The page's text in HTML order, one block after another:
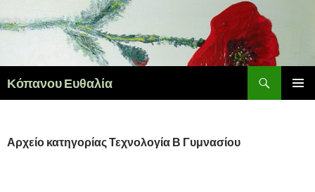
Κόπανου Ευθαλία
Αρχείο κατηγορίας Τεχνολογία Β Γυμνασίου